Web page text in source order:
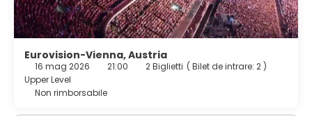
Eurovision-Vienna, Austria
16 mag 2026 21:00 2 Biglietti ( Bilet de intrare: 2 )
Upper Level
Non rimborsabile